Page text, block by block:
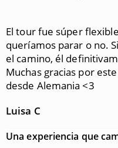
El tour fue súper
queríamos parar o no.
el camino, él
Muchas gracias por
desde Alemania <3
Luisa C
Una experiencia que